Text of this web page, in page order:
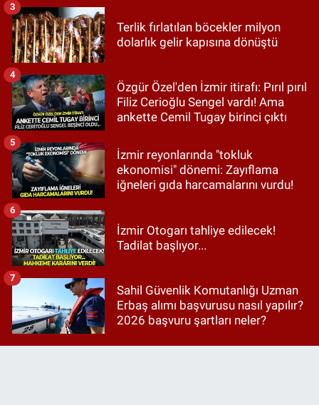
Terlik fırlatılan böcekler milyon
dolarlık gelir kapısına dönüştü
3
Özgür Özel'den İzmir itirafı: Pırıl pırıl
Filiz Cerioğlu Sengel vardı! Ama
ankette Cemil Tugay birinci çıktı
4
İzmir reyonlarında "tokluk
ekonomisi" dönemi: Zayıflama
iğneleri gıda harcamalarını vurdu!
5
İzmir Otogarı tahliye edilecek!
Tadilat başlıyor...
6
Sahil Güvenlik Komutanlığı Uzman
Erbaş alımı başvurusu nasıl yapılır?
2026 başvuru şartları neler?
7